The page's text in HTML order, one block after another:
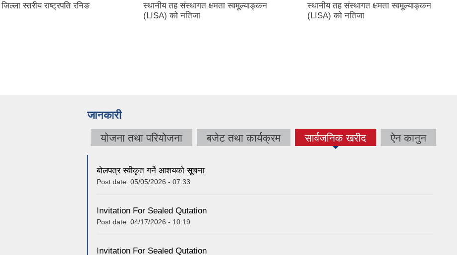
स्तरीय राष्ट्रपति रनिङ
स्थानीय तह संस्थागत क्षमता स्वमूल्याङ्कन
(LISA) को नतिजा
स्थानीय तह संस्थागत क्षमता स्वमूल्याङ्कन
(LISA) को नतिजा
जानकारी
योजना तथा परियोजना बजेट तथा कार्यक्रम सार्वजनिक खरीद ऐन कानुन
बोलपत्र स्वीकृत गर्ने आशयको सूचना
Post date: 05/05/2026 - 07:33
Invitation For Sealed Qutation
Post date: 04/17/2026 - 10:19
Invitation For Sealed Qutation